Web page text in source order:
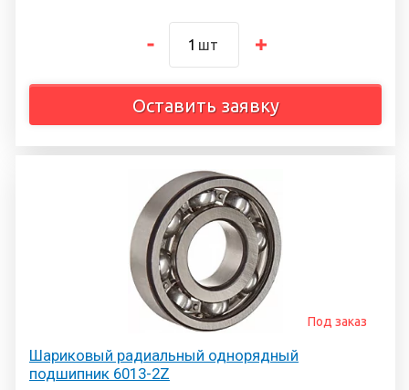
шт
Оставить заявку
Шариковый радиальный однорядный
подшипник 6013-2Z
Под заказ